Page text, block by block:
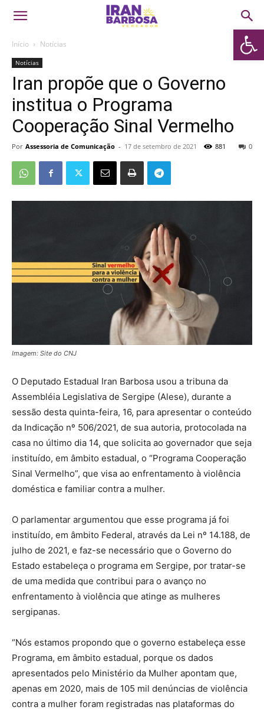
Abrir
Início Notícias
Notícias
Iran propõe que o Governo
institua o Programa
Cooperação Sinal Vermelho
Por Assessoria de Comunicação - 17 de setembro de 2021 0
881
Imagem: Site do CNJ
O Deputado Estadual Iran Barbosa usou a tribuna da
Assembléia Legislativa de Sergipe (Alese), durante a
sessão desta quinta-feira, 16, para apresentar o conteúdo
da Indicação nº 506/2021, de sua autoria, protocolada na
casa no último dia 14, que solicita ao governador que seja
instituído, em âmbito estadual, o “Programa Cooperação
Sinal Vermelho”, que visa ao enfrentamento à violência
doméstica e familiar contra a mulher.
O parlamentar argumentou que esse programa já foi
instituído, em âmbito Federal, através da Lei nº 14.188, de
julho de 2021, e faz-se necessário que o Governo do
Estado estabeleça o programa em Sergipe, por tratar-se
de uma medida que contribui para o avanço no
enfrentamento à violência que atinge as mulheres
sergipanas.
“Nós estamos propondo que o governo estabeleça esse
Programa, em âmbito estadual, porque os dados
apresentados pelo Ministério da Mulher apontam que,
apenas em 2020, mais de 105 mil denúncias de violência
contra a mulher foram registradas nas plataformas do